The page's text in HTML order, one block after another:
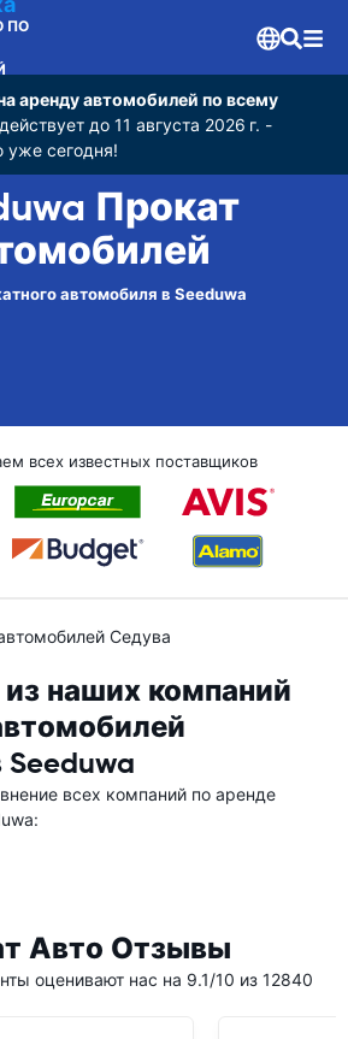
ПО
аренду автомобилей по всему
до 11 августа 2026 г. -
уже сегодня!
Прокат
автомобиля в Seeduwa
всех известных поставщиков
Седува
наших компаний
всех компаний по аренде
Авто Отзывы
оценивают нас на 9.1/10 из 12840